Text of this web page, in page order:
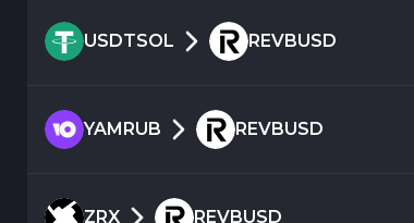
USDTSOL REVBUSD
YAMRUB REVBUSD
ZRX REVBUSD